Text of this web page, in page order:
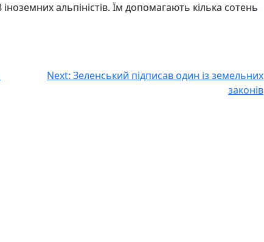
альпіністів. Їм допомагають кілька сотень
Next: Зеленський підписав один із земельних
законів